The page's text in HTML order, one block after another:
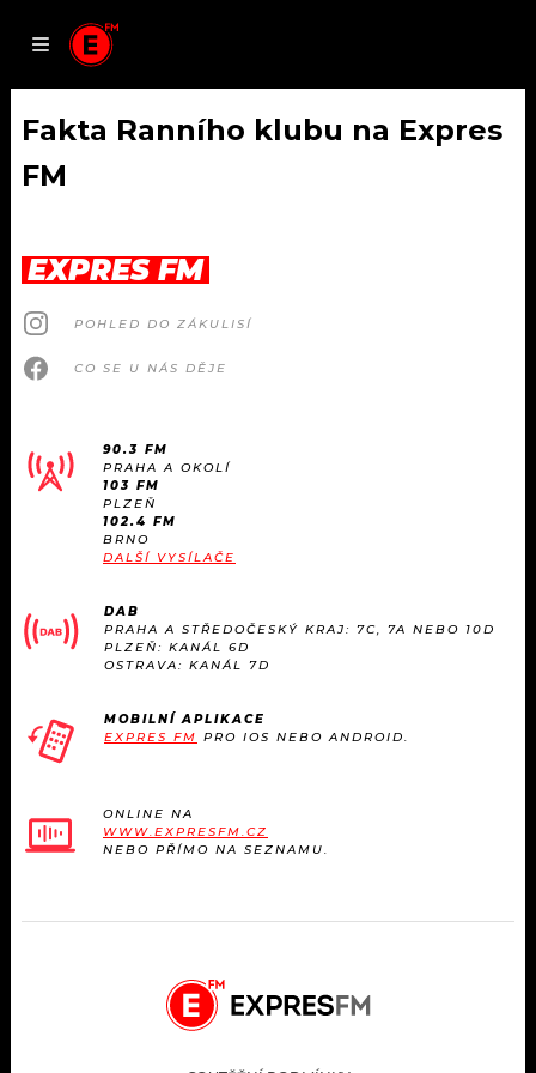
ČLÁNKY
AKTUÁLNĚ
HUDBA
#NEBUDUDOMA
KALENDÁŘ
TRENDY
MIX
PODCASTY
JAK NALADIT
RÁDIO
APLIKACE
PROGRAM
PLAYLIST
JAK NALADIT
SOUTĚŽE
Fakta Ranního klubu na Expres
FM
EXPRES FM
POHLED DO ZÁKULISÍ
CO SE U NÁS DĚJE
90.3 FM
PRAHA A OKOLÍ
103 FM
PLZEŇ
102.4 FM
BRNO
DALŠÍ VYSÍLAČE
DAB
PRAHA A STŘEDOČESKÝ KRAJ: 7C, 7A NEBO 10D
PLZEŇ: KANÁL 6D
OSTRAVA: KANÁL 7D
MOBILNÍ APLIKACE
EXPRES FM PRO IOS NEBO ANDROID.
ONLINE NA
WWW.EXPRESFM.CZ
NEBO PŘÍMO NA SEZNAMU.